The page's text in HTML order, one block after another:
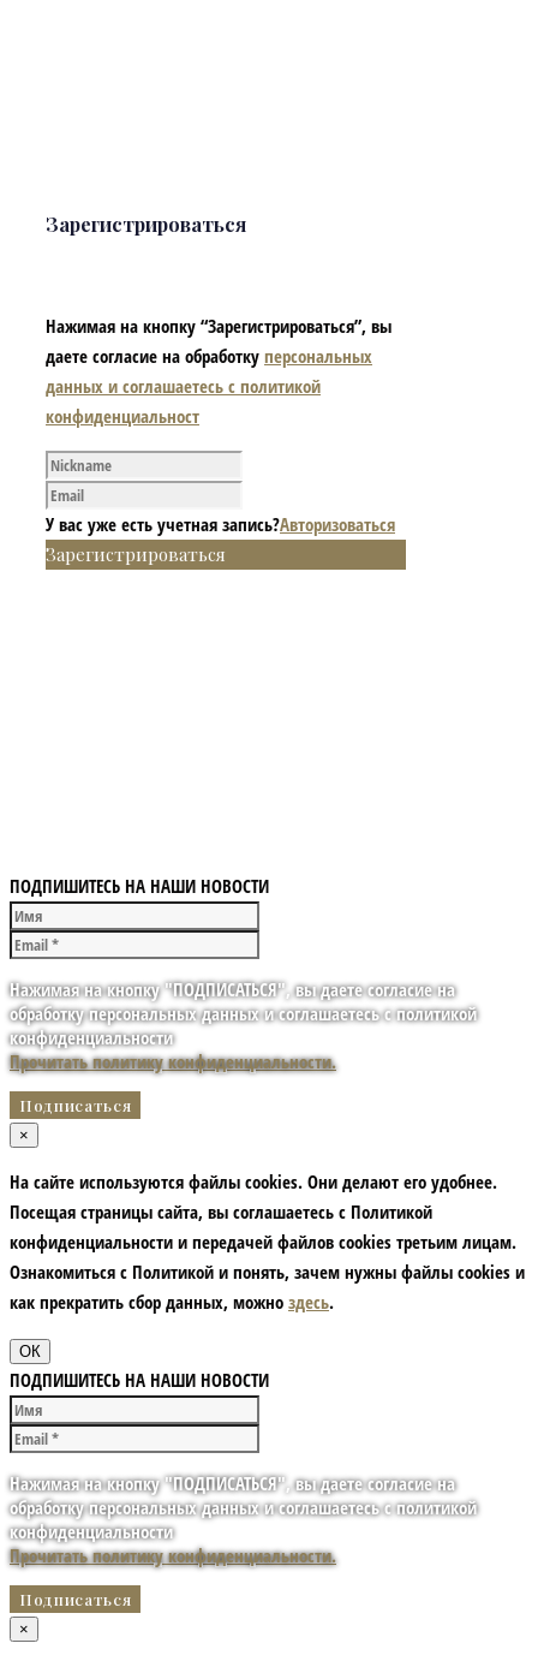
Зарегистрироваться
Нажимая на кнопку “Зарегистрироваться”, вы
даете согласие на обработку персональных
данных и соглашаетесь с политикой
конфиденциальност
У вас уже есть учетная запись?Авторизоваться
Зарегистрироваться
ПОДПИШИТЕСЬ НА НАШИ НОВОСТИ
Нажимая на кнопку "ПОДПИСАТЬСЯ", вы даете согласие на
обработку персональных данных и соглашаетесь с политикой
конфиденциальности
Прочитать политику конфиденциальности.
×
На сайте используются файлы cookies. Они делают его удобнее.
Посещая страницы сайта, вы соглашаетесь с Политикой
конфиденциальности и передачей файлов cookies третьим лицам.
Ознакомиться с Политикой и понять, зачем нужны файлы сookies и
как прекратить сбор данных, можно здесь.
ОК
ПОДПИШИТЕСЬ НА НАШИ НОВОСТИ
Нажимая на кнопку "ПОДПИСАТЬСЯ", вы даете согласие на
обработку персональных данных и соглашаетесь с политикой
конфиденциальности
Прочитать политику конфиденциальности.
×